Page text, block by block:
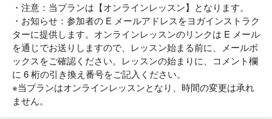
・注意：当プランは【オンラインレッスン】となります。
・お知らせ：参加者の E メールアドレスをヨガインストラク
ターに提供します。オンラインレッスンのリンクは E メール
を通じでお送りしますので、レッスン始まる前に、メールボ
ックスをご確認ください。レッスンの始まりに、コメント欄
に 6 桁の引き換え番号をご記入ください。
※当プランはオンラインレッスンとなり、時間の変更は承れ
ません。